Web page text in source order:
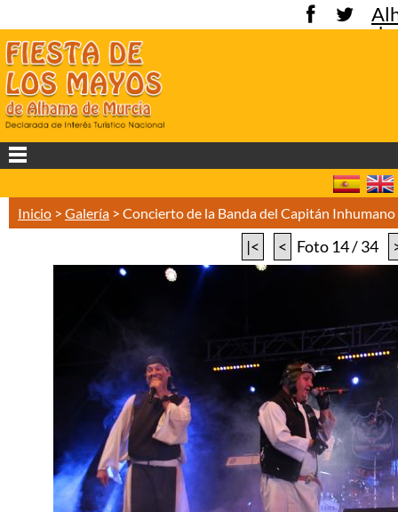
de
Inicio > Galería > Concierto de la Banda del Capitán
|< < Foto 14 / 34